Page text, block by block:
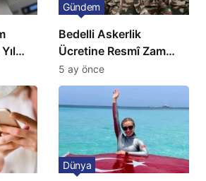
Bedelli Askerlik
Ücretine Resmî Zam
Geliyor
Gündem
5 ay önce
Dünya